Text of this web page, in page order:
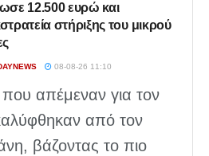
12.500 ευρώ και
στήριξης του μικρού
08-08-26 11:10
απέμεναν για τον
από τον
βάζοντας το πιο